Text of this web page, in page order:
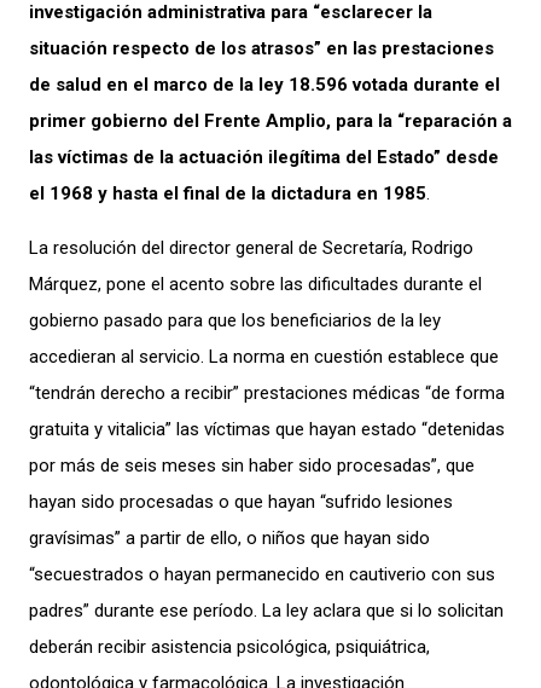
investigación administrativa para “esclarecer la
situación respecto de los atrasos” en las prestaciones
de salud en el marco de la ley 18.596 votada durante el
primer gobierno del Frente Amplio, para la “reparación a
las víctimas de la actuación ilegítima del Estado” desde
el 1968 y hasta el final de la dictadura en 1985.
La resolución del director general de Secretaría, Rodrigo
Márquez, pone el acento sobre las dificultades durante el
gobierno pasado para que los beneficiarios de la ley
accedieran al servicio. La norma en cuestión establece que
“tendrán derecho a recibir” prestaciones médicas “de forma
gratuita y vitalicia” las víctimas que hayan estado “detenidas
por más de seis meses sin haber sido procesadas”, que
hayan sido procesadas o que hayan “sufrido lesiones
gravísimas” a partir de ello, o niños que hayan sido
“secuestrados o hayan permanecido en cautiverio con sus
padres” durante ese período. La ley aclara que si lo solicitan
deberán recibir asistencia psicológica, psiquiátrica,
odontológica y farmacológica. La investigación